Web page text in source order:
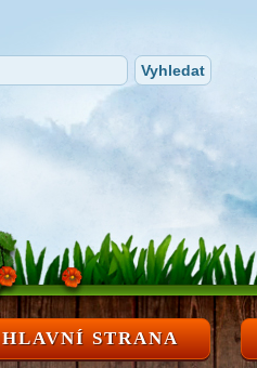
HLAVNÍ STRANA